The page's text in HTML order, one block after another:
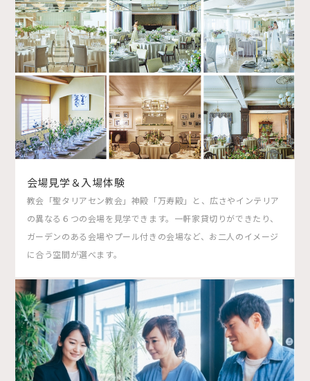
会場見学＆入場体験
教会「聖タリアセン教会」神殿「万寿殿」と、広さやインテリア
の異なる６つの会場を見学できます。一軒家貸切りができたり、
ガーデンのある会場やプール付きの会場など、お二人のイメージ
に合う空間が選べます。